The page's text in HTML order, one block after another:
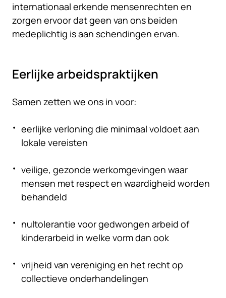
internationaal erkende mensenrechten en
zorgen ervoor dat geen van ons beiden
medeplichtig is aan schendingen ervan.
Eerlijke arbeidspraktijken
Samen zetten we ons in voor:
eerlijke verloning die minimaal voldoet aan
lokale vereisten
veilige, gezonde werkomgevingen waar
mensen met respect en waardigheid worden
behandeld
nultolerantie voor gedwongen arbeid of
kinderarbeid in welke vorm dan ook
vrijheid van vereniging en het recht op
collectieve onderhandelingen